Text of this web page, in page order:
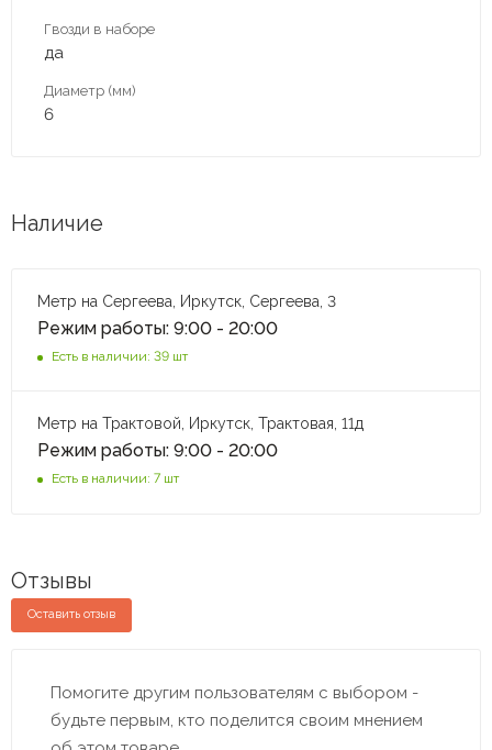
Гвозди в наборе
да
Диаметр (мм)
6
Наличие
Метр на Сергеева, Иркутск, Сергеева, 3
Режим работы: 9:00 - 20:00
Есть в наличии: 39 шт
Метр на Трактовой, Иркутск, Трактовая, 11д
Режим работы: 9:00 - 20:00
Есть в наличии: 7 шт
Отзывы
Оставить отзыв
Помогите другим пользователям с выбором -
будьте первым, кто поделится своим мнением